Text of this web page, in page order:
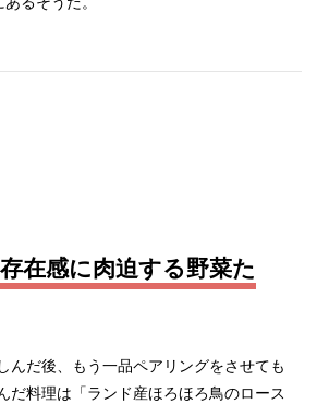
在感に肉迫する野菜た
んだ後、もう一品ペアリングをさせても
だ料理は「ランド産ほろほろ鳥のロース